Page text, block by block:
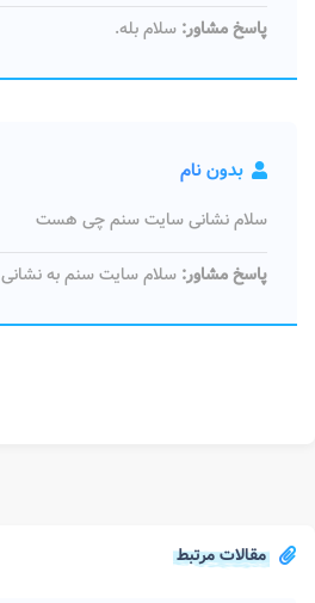
مقالات مرتبط
پاسخ مشاور: سلام بله.
بدون نام
سلام نشانی سایت سنم چی هست
پاسخ مشاور: سلام سایت سنم به نشانی imeo.ir می باشد.